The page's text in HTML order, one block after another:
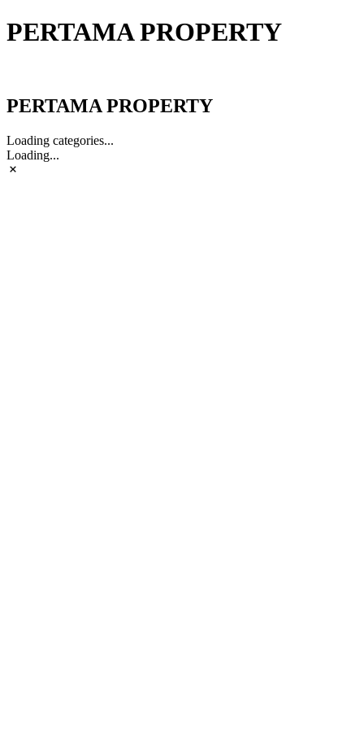
PERTAMA PROPERTY
PERTAMA PROPERTY
Loading categories...
Loading...